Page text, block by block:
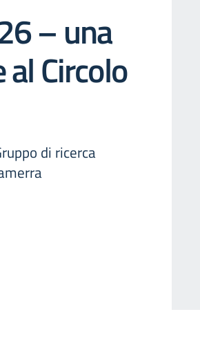
– una
Circolo
di ricerca